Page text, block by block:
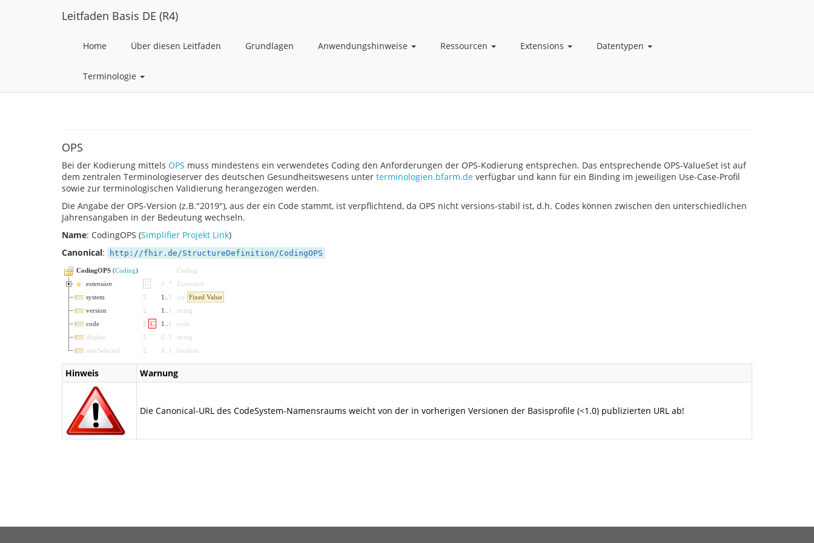
Leitfaden Basis DE (R4)
Home Über diesen Leitfaden Grundlagen Anwendungshinweise Ressourcen Extensions Datentypen
Terminologie
OPS
Bei der Kodierung mittels OPS muss mindestens ein verwendetes Coding den Anforderungen der OPS-Kodierung entsprechen. Das entsprechende OPS-ValueSet ist auf
dem zentralen Terminologieserver des deutschen Gesundheitswesens unter terminologien.bfarm.de verfügbar und kann für ein Binding im jeweiligen Use-Case-Profil
sowie zur terminologischen Validierung herangezogen werden.
Die Angabe der OPS-Version (z.B."2019"), aus der ein Code stammt, ist verpflichtend, da OPS nicht versions-stabil ist, d.h. Codes können zwischen den unterschiedlichen
Jahrensangaben in der Bedeutung wechseln.
Name: CodingOPS (Simplifier Projekt Link)
Canonical: http://fhir.de/StructureDefinition/CodingOPS
CodingOPS (Coding)
Coding
extension
C 0 *
Extension
system
Σ 1 1 uri
Fixed Value
version
Σ 1 1
string
code
Σ C 1 1
code
display
Σ 0 1
string
userSelected
Σ 0 1 boolean
Hinweis Warnung
Die Canonical-URL des CodeSystem-Namensraums weicht von der in vorherigen Versionen der Basisprofile (<1.0) publizierten URL ab!